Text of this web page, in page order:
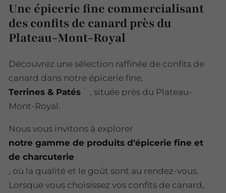
Une épicerie fine commercialisant
des confits de canard près du
Plateau-Mont-Royal
Découvrez une sélection raffinée de confits de
canard dans notre épicerie fine,
Terrines & Patés
, située près du Plateau-
Mont-Royal.
Nous vous invitons à explorer
notre gamme de produits d'épicerie fine et
de charcuterie
, où la qualité et le goût sont au rendez-vous.
Lorsque vous choisissez vos confits de canard,